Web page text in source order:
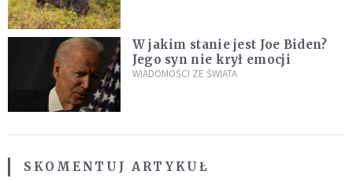
W jakim stanie jest Joe Biden?
Jego syn nie krył emocji
WIADOMOŚCI ZE ŚWIATA
SKOMENTUJ ARTYKUŁ